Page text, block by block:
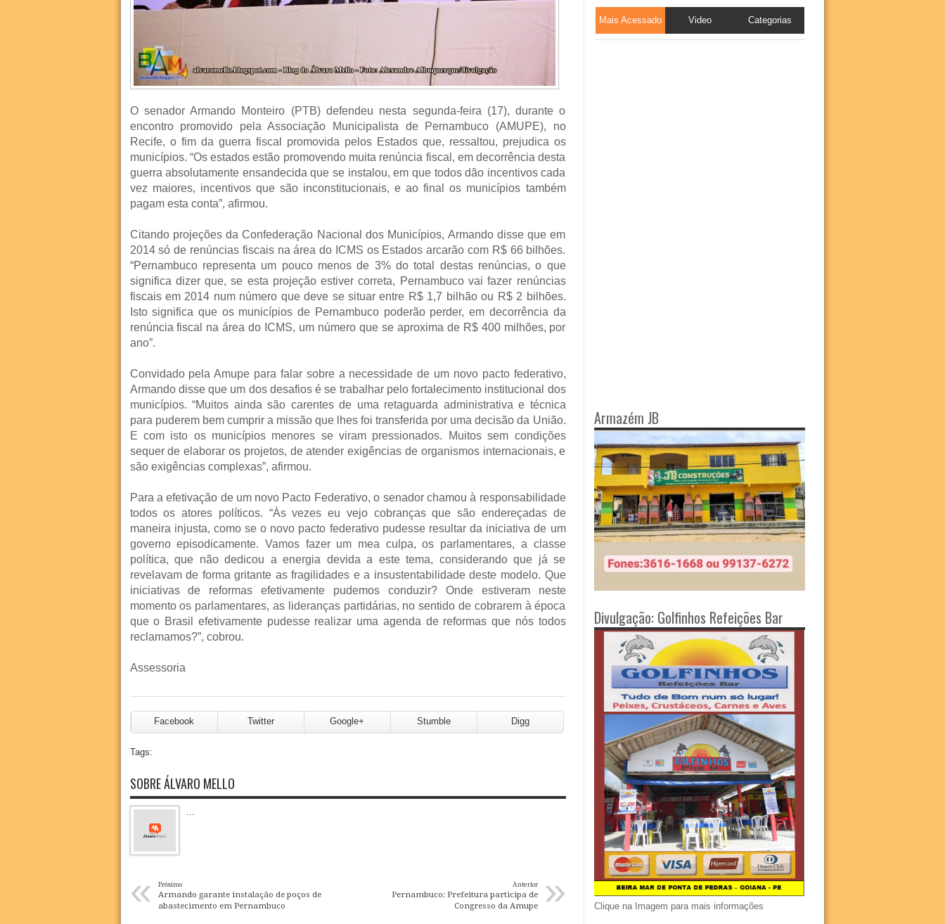
O senador Armando Monteiro (PTB) defendeu nesta segunda-feira (17), durante o
encontro promovido pela Associação Municipalista de Pernambuco (AMUPE), no
Recife, o fim da guerra fiscal promovida pelos Estados que, ressaltou, prejudica os
municípios. “Os estados estão promovendo muita renúncia fiscal, em decorrência desta
guerra absolutamente ensandecida que se instalou, em que todos dão incentivos cada
vez maiores, incentivos que são inconstitucionais, e ao final os municípios também
pagam esta conta”, afirmou.
Citando projeções da Confederação Nacional dos Municípios, Armando disse que em
2014 só de renúncias fiscais na área do ICMS os Estados arcarão com R$ 66 bilhões.
“Pernambuco representa um pouco menos de 3% do total destas renúncias, o que
significa dizer que, se esta projeção estiver correta, Pernambuco vai fazer renúncias
fiscais em 2014 num número que deve se situar entre R$ 1,7 bilhão ou R$ 2 bilhões.
Isto significa que os municípios de Pernambuco poderão perder, em decorrência da
renúncia fiscal na área do ICMS, um número que se aproxima de R$ 400 milhões, por
ano”.
Convidado pela Amupe para falar sobre a necessidade de um novo pacto federativo,
Armando disse que um dos desafios é se trabalhar pelo fortalecimento institucional dos
municípios. “Muitos ainda são carentes de uma retaguarda administrativa e técnica
para puderem bem cumprir a missão que lhes foi transferida por uma decisão da União.
E com isto os municípios menores se viram pressionados. Muitos sem condições
sequer de elaborar os projetos, de atender exigências de organismos internacionais, e
são exigências complexas”, afirmou.
Para a efetivação de um novo Pacto Federativo, o senador chamou à responsabilidade
todos os atores políticos. “Às vezes eu vejo cobranças que são endereçadas de
maneira injusta, como se o novo pacto federativo pudesse resultar da iniciativa de um
governo episodicamente. Vamos fazer um mea culpa, os parlamentares, a classe
política, que não dedicou a energia devida a este tema, considerando que já se
revelavam de forma gritante as fragilidades e a insustentabilidade deste modelo. Que
iniciativas de reformas efetivamente pudemos conduzir? Onde estiveram neste
momento os parlamentares, as lideranças partidárias, no sentido de cobrarem à época
que o Brasil efetivamente pudesse realizar uma agenda de reformas que nós todos
reclamamos?”, cobrou.
Assessoria
Facebook Twitter Google+ Stumble Digg
Tags:
SOBRE ÁLVARO MELLO
...
« Próximo
Armando garante instalação de poços de
abastecimento em Pernambuco
»
Anterior
Pernambuco: Prefeitura participa de
Congresso da Amupe
Mais Acessado Video Categorias
Armazém JB
Divulgação: Golfinhos Refeições Bar
Clique na Imagem para mais informações